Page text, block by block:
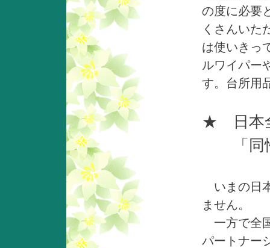
の度に必要
くさんいた
は使いきっ
ルワイパー
す。台所用
★ 日本
「同性
いまの日
ません。
一方で全
パートナー